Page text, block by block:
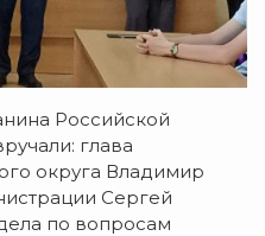
Российской
глава
округа Владимир
Сергей
по вопросам